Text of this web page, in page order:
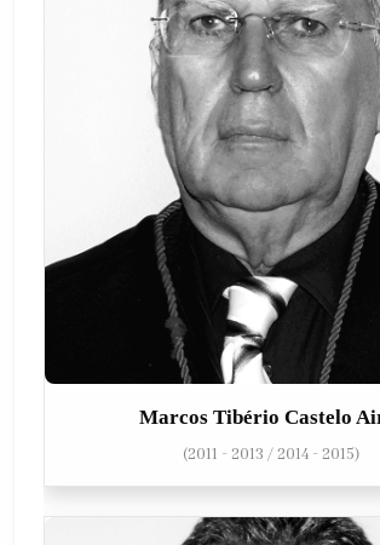
Marcos Tibério Castelo
(2011 - 2013 / 2014 - 2015)